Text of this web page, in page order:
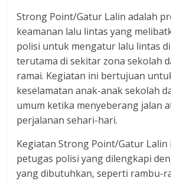
Strong Point/Gatur Lalin adalah
keamanan lalu lintas yang
polisi untuk mengatur lalu lintas
terutama di sekitar zona sekolah
ramai. Kegiatan ini bertujuan
keselamatan anak-anak sekolah
umum ketika menyeberang jalan
perjalanan sehari-hari.
Kegiatan Strong Point/Gatur Lalin
petugas polisi yang dilengkapi
yang dibutuhkan, seperti rambu-